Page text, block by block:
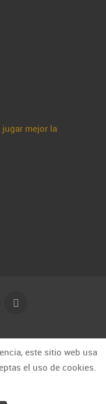
jugar mejor la
este sitio web usa
el uso de cookies.